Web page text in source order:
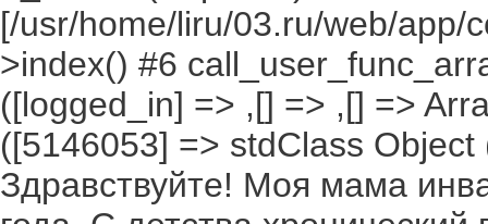
[/usr/home/liru/03.ru/web/app/
>index() #6
([logged_in] => ,[] => ,[] =>
([5146053] => stdClass
Здравствуйте! Моя мама